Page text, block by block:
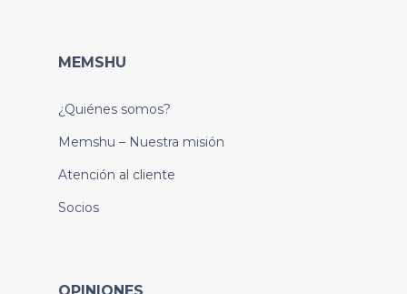
MEMSHU
¿Quiénes somos?
Memshu – Nuestra misión
Atención al cliente
Socios